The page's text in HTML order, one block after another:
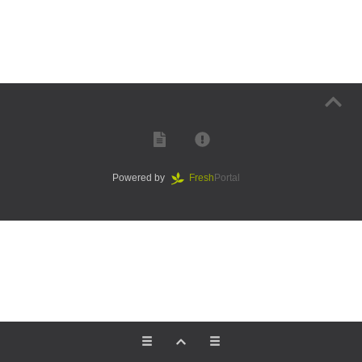
Powered by Fresh Portal